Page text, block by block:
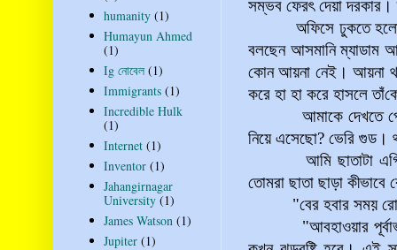
সম্ভব ফেরৎ দেয়া
অফিসে ঢুকতে
বলছেন আসমানি ম্যাডাম
কোন আয়না নেই। আয়না
করে হা হা করে হাসলেতাঁ
আমাকে দেখতে পেয়ে
নিয়ে এসেছো? ভেরি
আমি ছাতাটা এগিয়ে
তোমরা ছাতা ছাড়া কীভাবে
"বের হবার সময়
"আবহাওয়ার
humanity (1)
Humayun Ahmed
(1)
Ig নোবেল (1)
Immigrants (1)
Incredible Hulk
(1)
Internet (1)
Inventor (1)
Jahangirnagar
University (1)
James Watson (1)
Jupiter (1)